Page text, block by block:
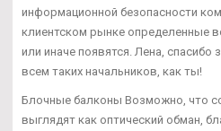
информационной безопасности
клиентском рынке определенные
или иначе появятся. Лена, спасибо
всем таких начальников, как ты!
Блочные балконы Возможно, что
выглядят как оптический обман,